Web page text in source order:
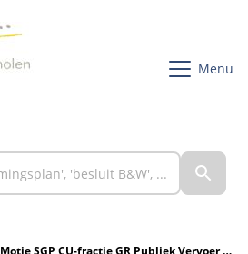
Menu
Motie SGP CU-fractie GR Publiek Vervoer Zeeland - instellen klankbordgroep